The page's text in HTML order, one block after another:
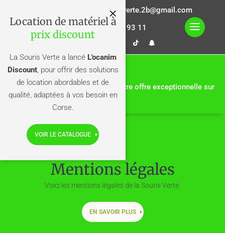
la.sourisverte.2b@gmail.com
06 14 30 93 11
Nouveautés pour 2026
En ce moment, ne ratez pas notre offre exceptionnelle sur
la location de gonflables !
Mentions légales
Voici les mentions légales de la Souris Verte.
EN SAVOIR PLUS
×
Location de matériel à
prix discount
La Souris Verte a lancé L'ocanim
Discount, pour offrir des solutions
de location abordables et de
qualité, adaptées à vos besoin en
Corse.
VOIR LE CATALOGUE